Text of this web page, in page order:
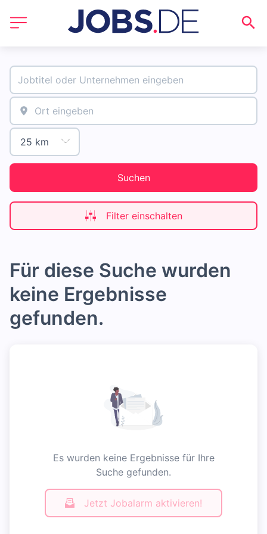
Suchen
Filter einschalten
Für diese Suche wurden
keine Ergebnisse
gefunden.
Es wurden keine Ergebnisse für Ihre
Suche gefunden.
Jetzt Jobalarm aktivieren!